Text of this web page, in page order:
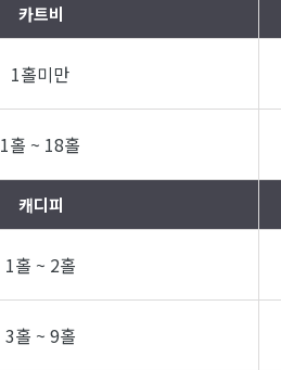
카트비
1홀미만
1홀 ~ 18홀
캐디피
1홀 ~ 2홀
3홀 ~ 9홀